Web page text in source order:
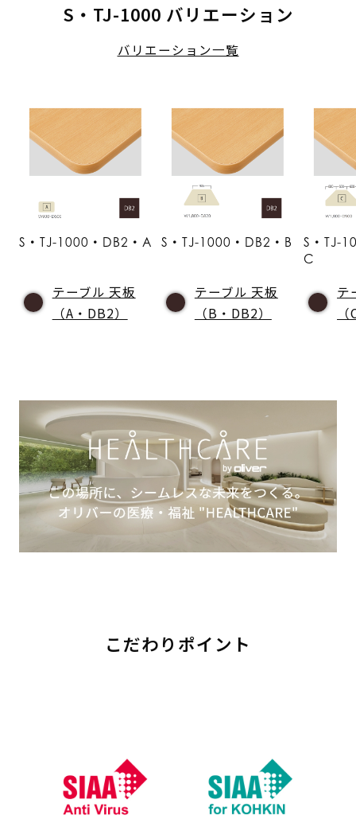
S・TJ-1000 バリエーション
バリエーション一覧
S・TJ-1000・DB2・A
テーブル 天板
（A・DB2）
S・TJ-1000・DB2・B
テーブル 天板
（B・DB2）
S・TJ-
C
テ
こだわりポイント